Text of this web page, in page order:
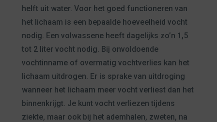
helft uit water. Voor het goed functioneren van
het lichaam is een bepaalde hoeveelheid vocht
nodig. Een volwassene heeft dagelijks zo’n 1,5
tot 2 liter vocht nodig. Bij onvoldoende
vochtinname of overmatig vochtverlies kan het
lichaam uitdrogen. Er is sprake van uitdroging
wanneer het lichaam meer vocht verliest dan het
binnenkrijgt. Je kunt vocht verliezen tijdens
ziekte, maar ook bij het ademhalen, zweten, na